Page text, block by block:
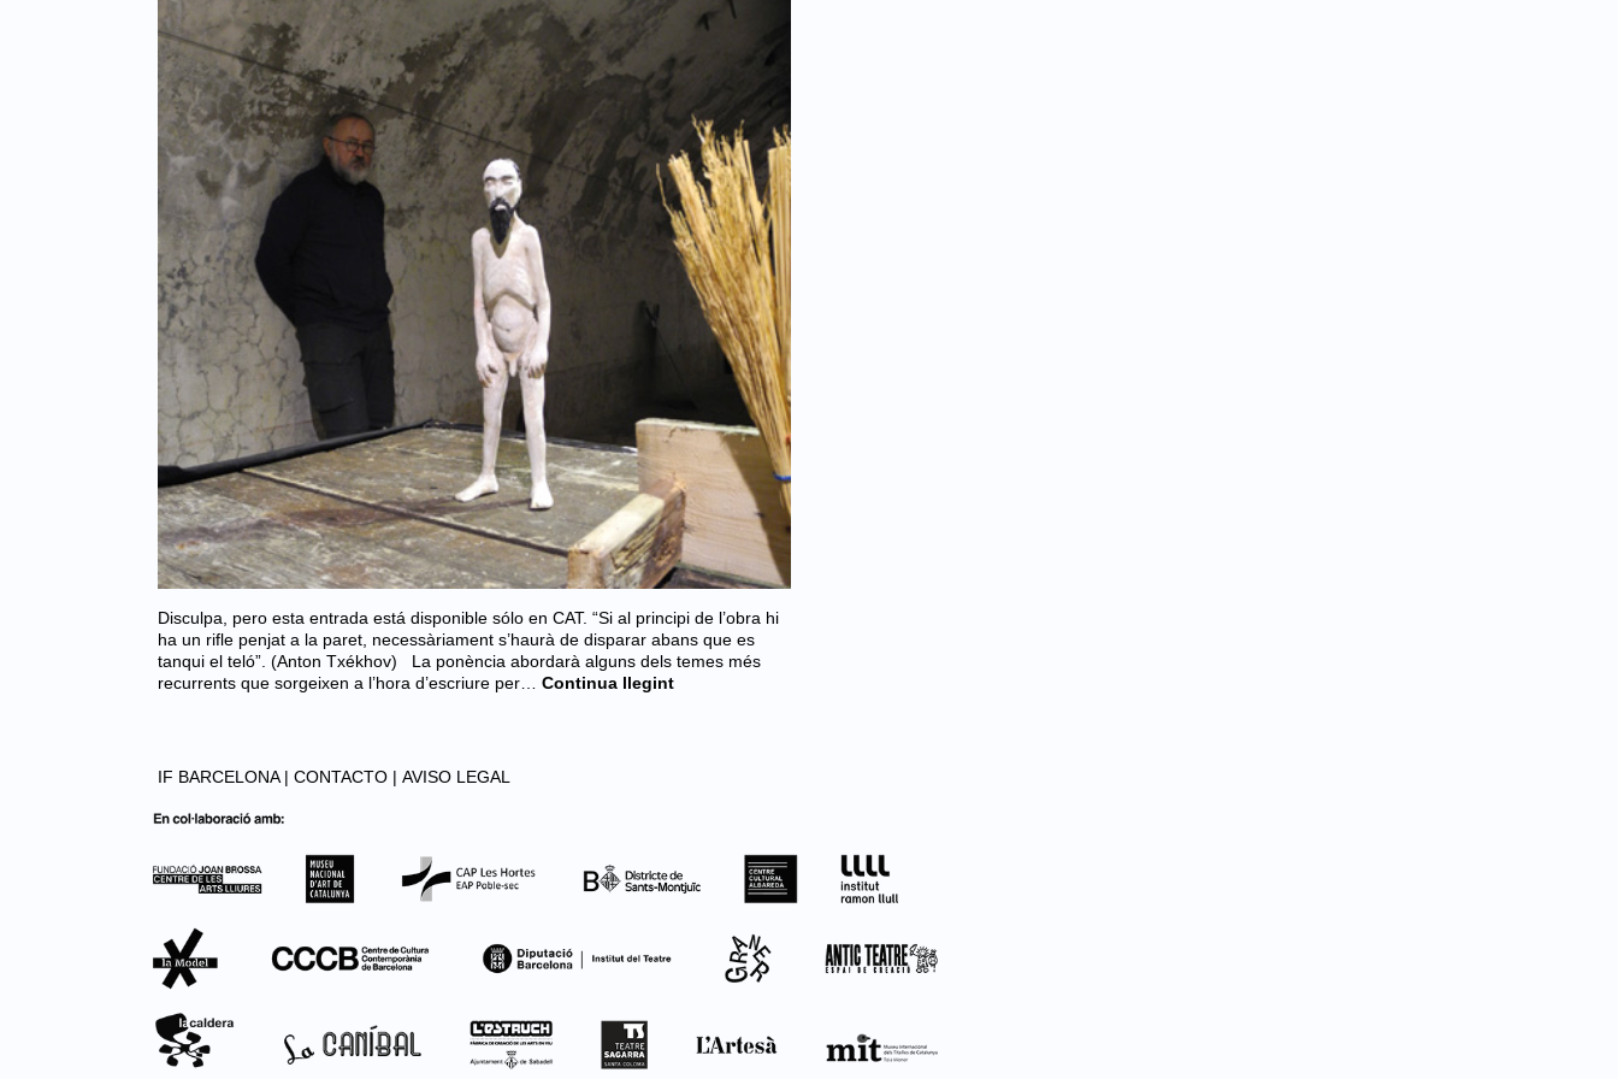
Disculpa, pero esta entrada está disponible sólo en CAT. “Si al principi de l’obra hi
ha un rifle penjat a la paret, necessàriament s’haurà de disparar abans que es
tanqui el teló”. (Anton Txékhov) La ponència abordarà alguns dels temes més
recurrents que sorgeixen a l’hora d’escriure per…
Continua llegint
IF BARCELONA | CONTACTO | AVISO LEGAL